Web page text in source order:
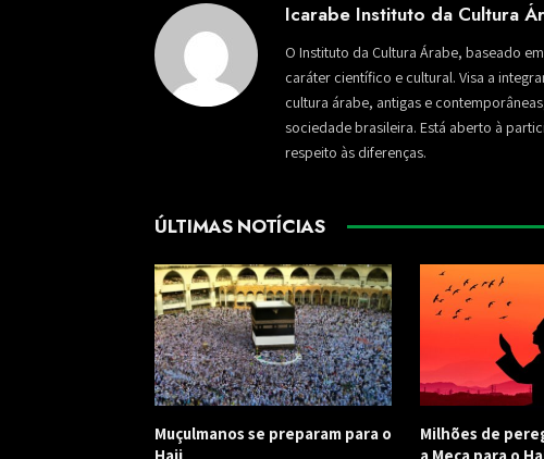
Icarabe Instituto da Cultura
O Instituto da Cultura Árabe, baseado
caráter científico e cultural. Visa a
cultura árabe, antigas e
sociedade brasileira. Está aberto à
respeito às diferenças.
ÚLTIMAS NOTÍCIAS
Muçulmanos se preparam para o
Milhões de